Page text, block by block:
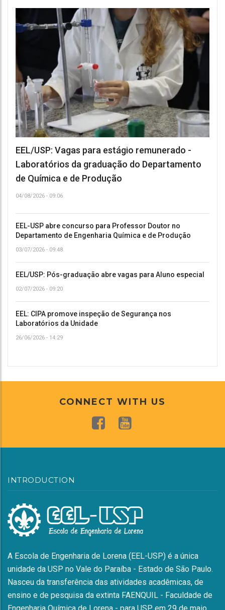
EEL/USP: Vagas para estágio remunerado -
Laboratórios da graduação do Departamento
de Química e de Produção
04/08/2026 - 09:06
EEL-USP abre concurso para Professor Doutor no
Departamento de Engenharia Química e de Produção
03/07/2026 - 09:48
EEL/USP: Pós-graduação abre vagas para Aluno especial
02/07/2026 - 09:20
EEL: CIPA promove inspeção de Segurança nos
Laboratórios da Unidade
26/06/2026 - 14:29
CONNECT WITH US
INTRODUCTION
A Escola de Engenharia de Lorena (EEL-USP) é a única
unidade da USP no Vale do Paraíba - Estado de São Paulo.
Nasceu da transferência das atividades acadêmicas, de
ensino e de pesquisa da extinta FAENQUIL - Faculdade de